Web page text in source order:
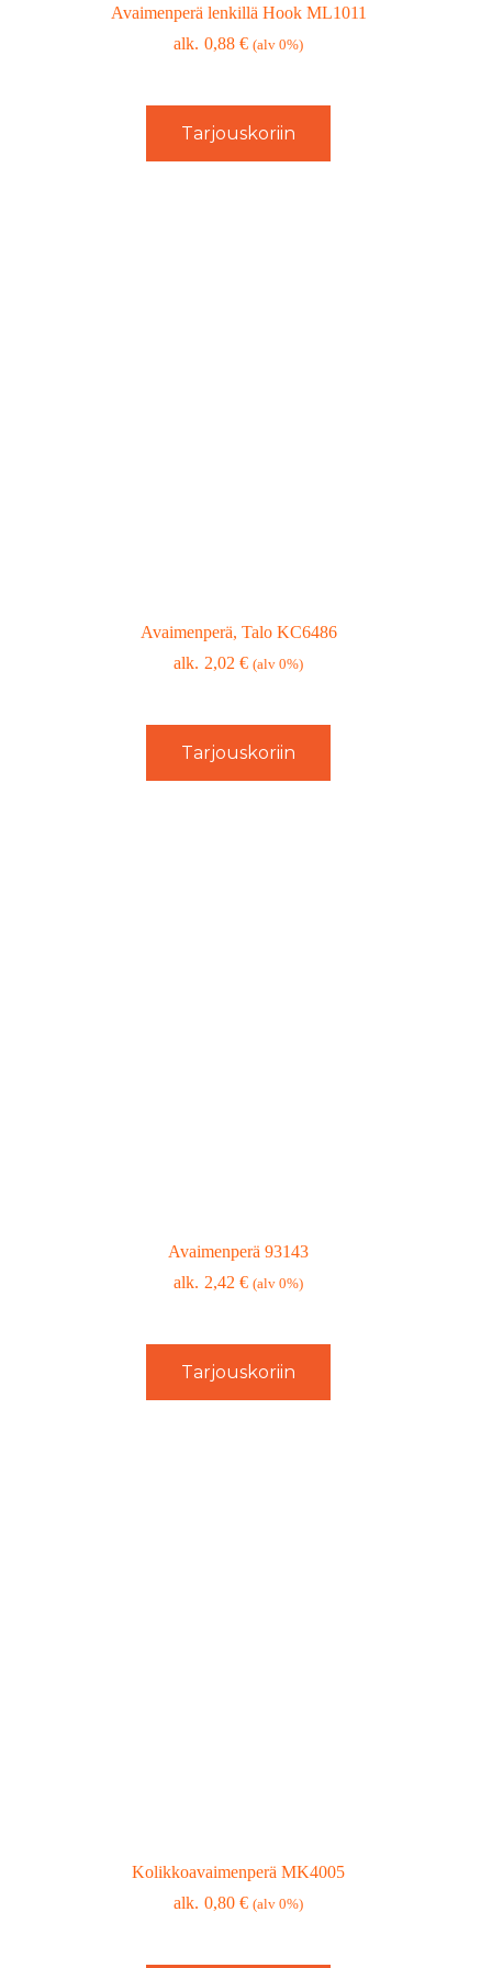
Avaimenperä lenkillä Hook ML1011
0,88€ (alv 0%)
Tarjouskoriin
Avaimenperä, Talo KC6486
2,02€ (alv 0%)
Tarjouskoriin
Avaimenperä 93143
2,42€ (alv 0%)
Tarjouskoriin
Kolikkoavaimenperä MK4005
0,80€ (alv 0%)